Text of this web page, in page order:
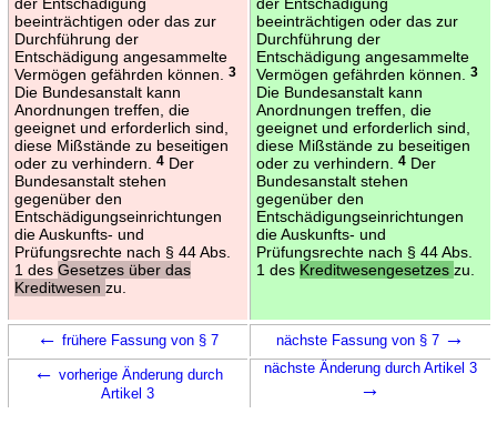
beeinträchtigen oder das zur
Durchführung der
Entschädigung angesammelte
Vermögen gefährden können.
3
Die Bundesanstalt kann
Anordnungen treffen, die
geeignet und erforderlich sind,
diese Mißstände zu beseitigen
oder zu verhindern.
4Der
Bundesanstalt stehen
gegenüber den
Entschädigungseinrichtungen
die Auskunfts- und
Prüfungsrechte nach § 44 Abs.
1 des Gesetzes über das
Kreditwesen zu.
beeinträchtigen oder das zur
Durchführung der
Entschädigung angesammelte
Vermögen gefährden können.
3
Die Bundesanstalt kann
Anordnungen treffen, die
geeignet und erforderlich sind,
diese Mißstände zu beseitigen
oder zu verhindern.
4Der
Bundesanstalt stehen
gegenüber den
Entschädigungseinrichtungen
die Auskunfts- und
Prüfungsrechte nach § 44 Abs.
1 des Kreditwesengesetzes zu.
← frühere Fassung von § 7 nächste Fassung von § 7 →
← vorherige Änderung durch
Artikel 3
nächste Änderung durch Artikel 3
→